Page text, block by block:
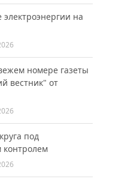
на
номере газеты
вестник" от
под
контролем